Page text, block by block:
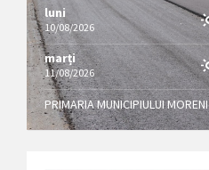
luni
10/08/2026
marți
11/08/2026
PRIMARIA MUNICIPIULUI MORENI